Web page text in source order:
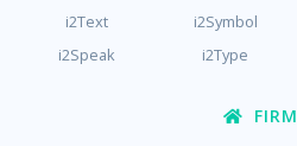
i2Text
i2Symbol
i2Speak
i2Type